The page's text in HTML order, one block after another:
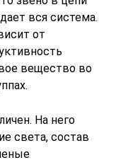
вся система.
от
вещество во
На него
света, состав